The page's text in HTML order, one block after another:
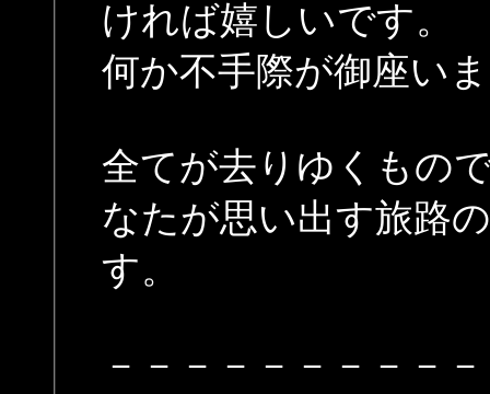
ければ嬉しいです。
何か不手際が御座い
全てが去りゆくもの
なたが思い出す旅路
す。
－－－－－－－－－